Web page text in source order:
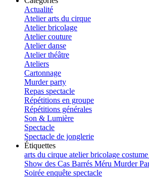
Actualité
Atelier arts du cirque
Atelier bricolage
Atelier couture
Atelier danse
Atelier théâtre
Ateliers
Cartonnage
Murder party
Repas spectacle
Répétitions en groupe
Répétitions générales
Son & Lumière
Spectacle
Spectacle de jonglerie
Étiquettes
arts du cirque atelierbricolage costume
Show des Cas Barrés Méru Murder
Soirée enquête spectacle